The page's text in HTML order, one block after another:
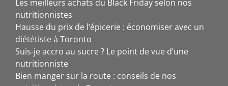
Les meilleurs achats du Black Friday selon nos
nutritionnistes
Hausse du prix de l’épicerie : économiser avec un
diététiste à Toronto
Suis-je accro au sucre ? Le point de vue d’une
nutritionniste
Bien manger sur la route : conseils de nos